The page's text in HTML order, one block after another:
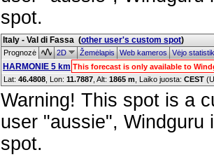
spot.
Italy - Val di Fassa (other user's custom spot)
Prognozė 2D ŽemėlapisWeb kamerosVėjo
HARMONIE 5 km This forecast is only available to
Lat: 46.4808 , Lon: 11.7887 Alt: 1865 m , Laiko juosta: CEST
Warning! This spot is a
user "aussie",
spot.